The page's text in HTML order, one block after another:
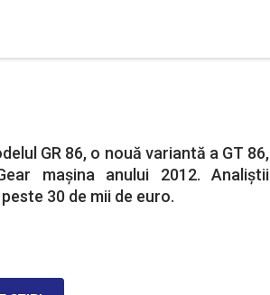
GR 86, o nouă variantă a GT 86,
mașina anului 2012. Analiștii
30 de mii de euro.